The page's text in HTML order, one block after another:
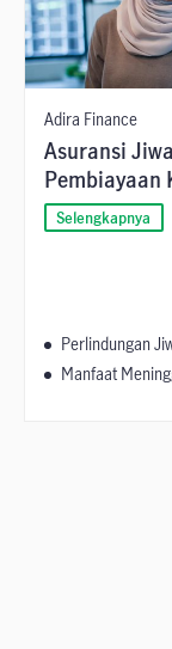
Adira Finance
Asuransi
Pembiayaan
Selengkapnya
Perlindungan
Manfaat